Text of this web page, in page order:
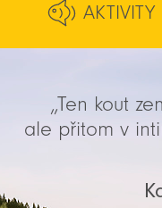
AKTIVITY
„Ten kout
ale přitom v